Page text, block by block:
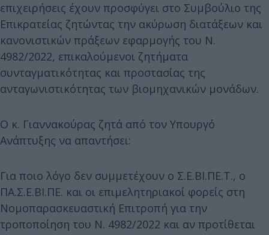
επιχειρήσεις έχουν προσφύγει στο Συμβούλιο της
Επικρατείας ζητώντας την ακύρωση διατάξεων και
κανονιστικών πράξεων εφαρμογής του Ν.
4982/2022, επικαλούμενοι ζητήματα
συνταγματικότητας και προστασίας της
ανταγωνιστικότητας των βιομηχανικών μονάδων.
Ο κ. Γιαννακούρας ζητά από τον Υπουργό
Ανάπτυξης να απαντήσει:
Για ποιο λόγο δεν συμμετέχουν ο Σ.Ε.ΒΙ.ΠΕ.Τ., ο
ΠΑ.Σ.Ε.ΒΙ.ΠΕ. και οι επιμελητηριακοί φορείς στη
Νομοπαρασκευαστική Επιτροπή για την
τροποποίηση του Ν. 4982/2022 και αν προτίθεται